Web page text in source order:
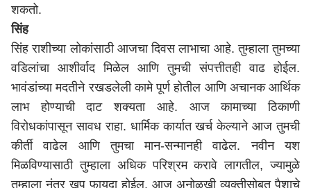
शकतो.
सिंह
सिंह राशीच्या लोकांसाठी आजचा दिवस लाभाचा आहे. तुम्हाला तुमच्या
वडिलांचा आशीर्वाद मिळेल आणि तुमची संपत्तीतही वाढ होईल.
भावंडांच्या मदतीने रखडलेली कामे पूर्ण होतील आणि अचानक आर्थिक
लाभ होण्याची दाट शक्यता आहे. आज कामाच्या ठिकाणी
विरोधकांपासून सावध राहा. धार्मिक कार्यात खर्च केल्याने आज तुमची
कीर्ती वाढेल आणि तुमचा मान-सन्मानही वाढेल. नवीन यश
मिळविण्यासाठी तुम्हाला अधिक परिश्रम करावे लागतील, ज्यामुळे
तुम्हाला नंतर खूप फायदा होईल. आज अनोळखी व्यक्तीसोबत पैशाचे